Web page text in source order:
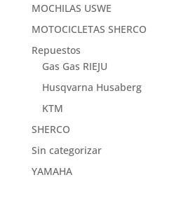
MOCHILAS USWE
MOTOCICLETAS SHERCO
Repuestos
Gas Gas RIEJU
Husqvarna Husaberg
KTM
SHERCO
Sin categorizar
YAMAHA